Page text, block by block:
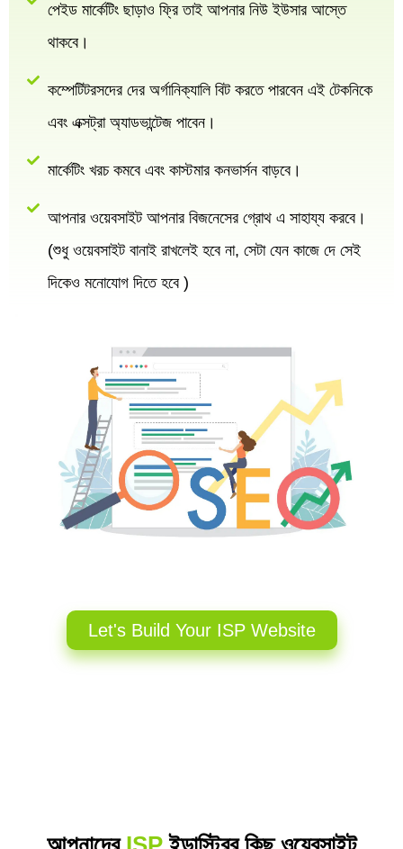
পেইড মার্কেটিং ছাড়াও ফ্রি তাই আপনার নিউ ইউসার আস্তে
থাকবে।
কম্পেটিটরসদের দের অর্গানিক্যালি বিট করতে পারবেন এই টেকনিকে
এবং এক্সট্রা অ্যাডভান্টেজ পাবেন।
মার্কেটিং খরচ কমবে এবং কাস্টমার কনভার্সন বাড়বে।
আপনার ওয়েবসাইট আপনার বিজনেসের গ্রোথ এ সাহায্য করবে।
(শুধু ওয়েবসাইট বানাই রাখলেই হবে না, সেটা যেন কাজে দে সেই
দিকেও মনোযোগ দিতে হবে )
Let's Build Your ISP Website